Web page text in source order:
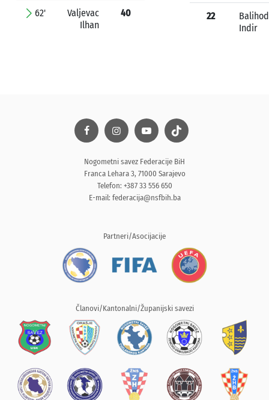
62'
Valjevac
Ilhan
40 22
Indir
Nogometni savez Federacije BiH
Franca Lehara 3, 71000 Sarajevo
Telefon: +387 33 556 650
E-mail: federacija@nsfbih.ba
Partneri/Asocijacije
Članovi/Kantonalni/Županijski savezi